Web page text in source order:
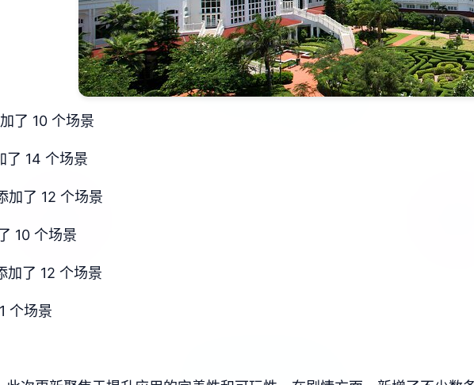
了 10 个场景
了 14 个场景
加了 12 个场景
10 个场景
加了 12 个场景
个场景